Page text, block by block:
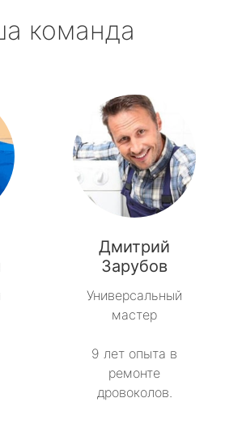
команда
Дмитрий
Зарубов
Универсальный
мастер
9 лет опыта в
ремонте
дровоколов.